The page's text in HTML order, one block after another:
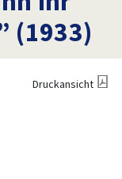
(1933)
Druckansicht